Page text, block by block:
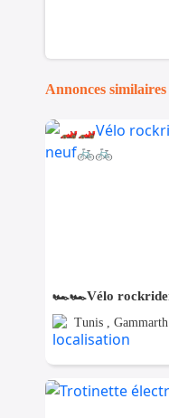
Annonces similaires
Tunis , Gammarth